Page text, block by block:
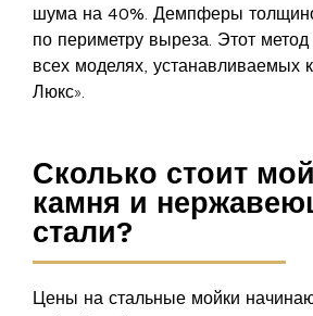
шума на 40%. Демпферы
по периметру выреза. Этот
всех моделях, устанавливаемых
Люкс».
Сколько стоит
камня и
стали?
Цены на стальные мойки